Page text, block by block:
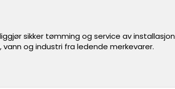
sikker tømming og service av
og industri fra ledende merkevarer.